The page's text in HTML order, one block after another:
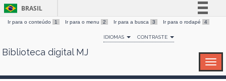
Skip
BRASIL
Simplifique!
Comunica BR
Ir para o conteúdo 1 Ir para o menu 2 Ir para a busca 3 Ir para o rodapé 4
IDIOMAS CONTRASTE
Biblioteca digital MJ